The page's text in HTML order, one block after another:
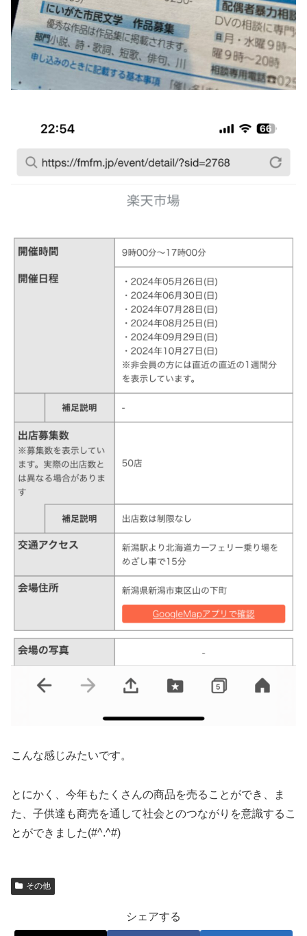
こんな感じみたいです。
とにかく、今年もたくさんの商品を売ることができ、ま
た、子供達も商売を通して社会とのつながりを意識するこ
とができました(#^.^#)
その他
シェアする